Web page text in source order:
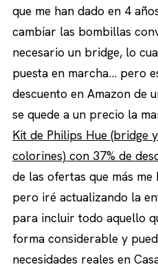
que me han dado en 4
cambiar las bombillas
necesario un bridge, lo
puesta en marcha… pero
descuento en Amazon de
se quede a un precio la
Kit de Philips Hue (bridge
colorines) con 37% de
de las ofertas que más
pero iré actualizando la
para incluir todo aquello
forma considerable y
necesidades reales en